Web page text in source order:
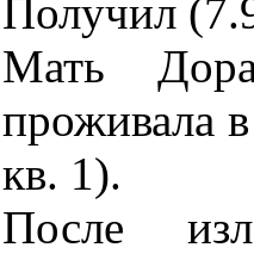
Получил
Мать
проживала
кв. 1).
После